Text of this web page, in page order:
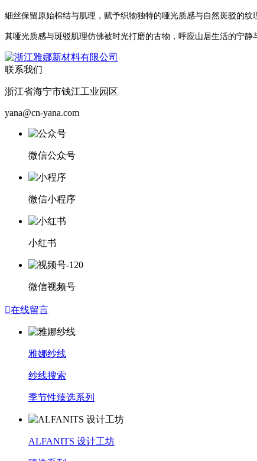
細丝保留原始棉结与肌理，赋予织物独特的哑光质感与自然斑驳的纹
其哑光质感与斑驳肌理仿佛被时光打磨的古物，呼应山居生活的宁静
联系我们
浙江省海宁市钱江工业园区
yana@cn-yana.com
微信公众号
微信小程序
小红书
微信视频号
在线留言
雅娜纱线
纱线搜索
季节性臻选系列
ALFANITS 设计工坊